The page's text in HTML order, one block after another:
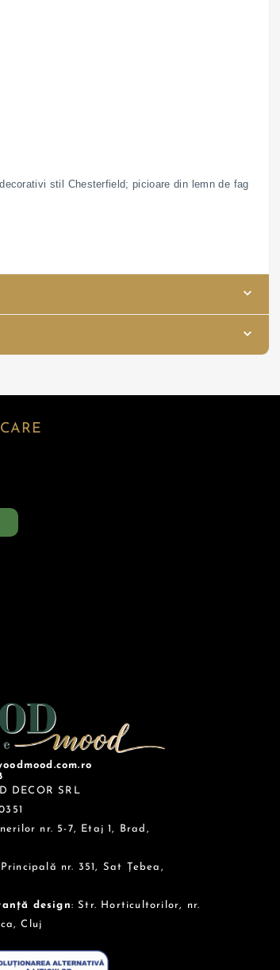
stil Chesterfield; picioare din lemn de fag
DECOR SRL
nr. 5-7, Etaj 1, Brad,
nr. 351, Sat Țebea,
design: Str. Horticultorilor, nr.
Cluj